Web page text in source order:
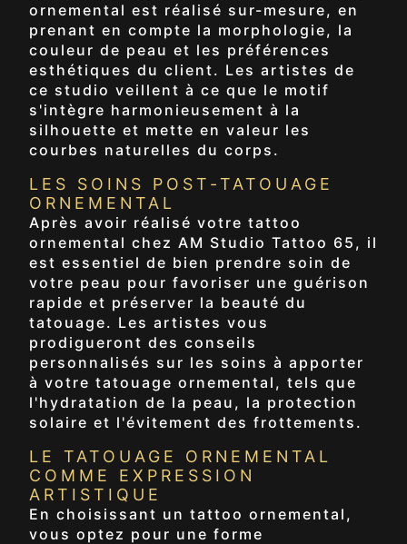
ornemental est réalisé sur-mesure, en
prenant en compte la morphologie, la
couleur de peau et les préférences
esthétiques du client. Les artistes de
ce studio veillent à ce que le motif
s'intègre harmonieusement à la
silhouette et mette en valeur les
courbes naturelles du corps.
LES SOINS POST-TATOUAGE
ORNEMENTAL
Après avoir réalisé votre tattoo
ornemental chez AM Studio Tattoo 65, il
est essentiel de bien prendre soin de
votre peau pour favoriser une guérison
rapide et préserver la beauté du
tatouage. Les artistes vous
prodigueront des conseils
personnalisés sur les soins à apporter
à votre tatouage ornemental, tels que
l'hydratation de la peau, la protection
solaire et l'évitement des frottements.
LE TATOUAGE ORNEMENTAL
COMME EXPRESSION
ARTISTIQUE
En choisissant un tattoo ornemental,
vous optez pour une forme